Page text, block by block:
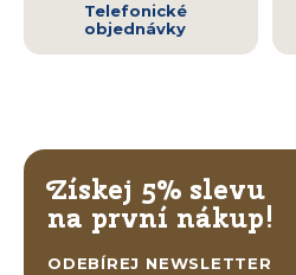
Telefonické
objednávky
Získej 5% slevu
na první nákup!
ODEBÍREJ NEWSLETTER